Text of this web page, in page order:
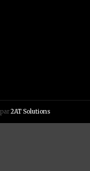
2AT Solutions